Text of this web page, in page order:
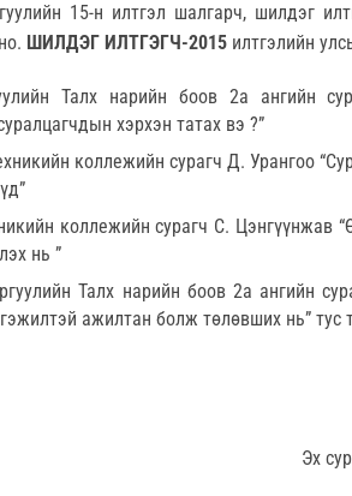
15-н илтгэл шалгарч, шилдэг
ШИЛДЭГ ИЛТГЭГЧ-2015 илтгэлийн
Талх нарийн боов 2а ангийн
хэрхэн татах вэ ?”
коллежийн сурагч Д. Урангоо
коллежийн сурагч С. Цэнгүүнжав
нь ”
Талх нарийн боов 2а ангийн
ажилтан болж төлөвших нь” тус
Эх